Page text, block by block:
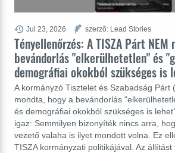
Tényellenőrzés: A TISZA Párt NEM
bevándorlás "elkerülhetetlen" és
demográfiai okokból szükséges is
A kormányzó Tisztelet és Szabadság Párt
mondta, hogy a bevándorlás
és demográfiai okokból szükséges is
igaz: Semmilyen bizonyíték nincs arra,
vezető valaha is ilyet mondott volna. Ez
TISZA kormányzati politikájával. Az
Jul 23, 2026 szerzõ: Lead Stories